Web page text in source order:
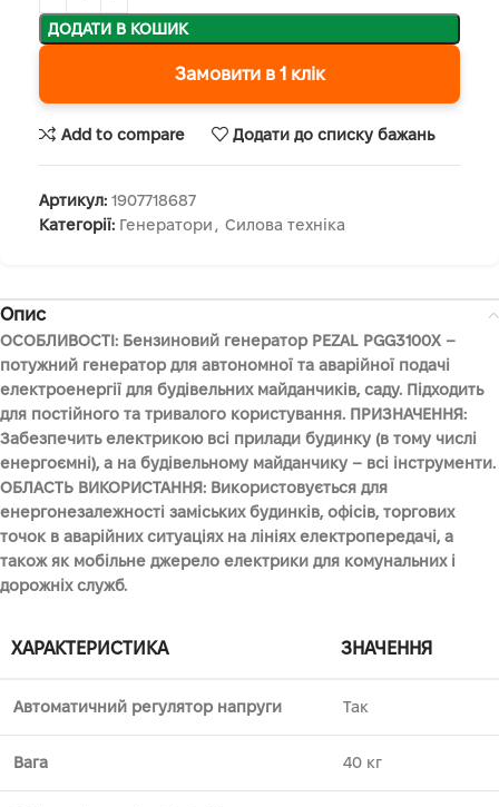
ДОДАТИ В КОШИК
Замовити в 1 клік
Add to compare Додати до списку бажань
Артикул: 1907718687
Категорії: Генератори, Силова техніка
Опис
ОСОБЛИВОСТІ: Бензиновий генератор PEZAL PGG3100X –
потужний генератор для автономної та аварійної подачі
електроенергії для будівельних майданчиків, саду. Підходить
для постійного та тривалого користування. ПРИЗНАЧЕННЯ:
Забезпечить електрикою всі прилади будинку (в тому числі
енергоємні), а на будівельному майданчику – всі інструменти.
ОБЛАСТЬ ВИКОРИСТАННЯ: Використовується для
енергонезалежності заміських будинків, офісів, торгових
точок в аварійних ситуаціях на лініях електропередачі, а
також як мобільне джерело електрики для комунальних і
дорожніх служб.
ХАРАКТЕРИСТИКА ЗНАЧЕННЯ
Автоматичний регулятор напруги Так
Вага 40 кг